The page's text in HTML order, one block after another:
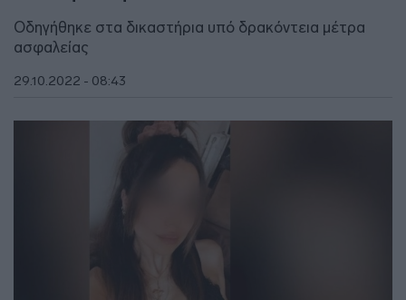
Οδηγήθηκε στα δικαστήρια υπό δρακόντεια μέτρα
ασφαλείας
29.10.2022 - 08:43